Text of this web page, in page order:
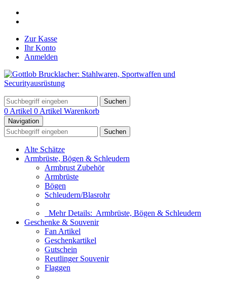
Zur Kasse
Ihr Konto
Anmelden
Suchen
0 Artikel 0 Artikel Warenkorb
Navigation
Suchen
Alte Schätze
Armbrüste, Bögen & Schleudern
Armbrust Zubehör
Armbrüste
Bögen
Schleudern/Blasrohr
Mehr Details: Armbrüste, Bögen & Schleudern
Geschenke & Souvenir
Fan Artikel
Geschenkartikel
Gutschein
Reutlinger Souvenir
Flaggen